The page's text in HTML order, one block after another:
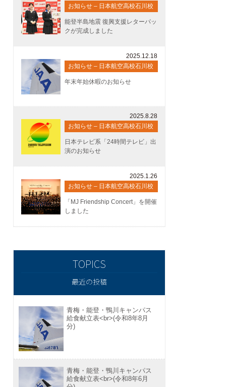
お知らせ – 日本航空高校石川校
能登半島地震 復興支援レターパッ
クが完成しました
2025.12.18
お知らせ – 日本航空高校石川校
年末年始休暇のお知らせ
2025.8.28
お知らせ – 日本航空高校石川校
日本テレビ系「24時間テレビ」出
演のお知らせ
2025.1.26
お知らせ – 日本航空高校石川校
「MJ Friendship Concert」を開催
しました
最近の投稿
青梅・能登・鴨川キャンパス
給食献立表<br>(令和8年8月
分)
青梅・能登・鴨川キャンパス
給食献立表<br>(令和8年6月